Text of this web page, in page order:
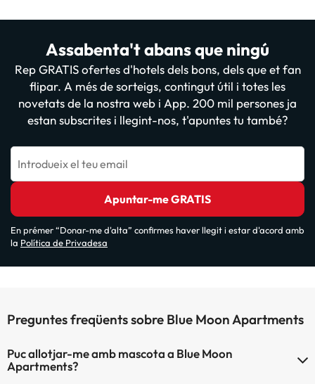
Assabenta't abans que ningú
Rep GRATIS ofertes d'hotels dels bons, dels que et fan
flipar. A més de sorteigs, contingut útil i totes les
novetats de la nostra web i App. 200 mil persones ja
estan subscrites i llegint-nos, t'apuntes tu també?
Introdueix el teu email
Apuntar-me GRATIS
En prémer “Donar-me d'alta” confirmes haver llegit i estar d'acord amb
la Política de Privadesa
Preguntes freqüents sobre Blue Moon Apartments
Puc allotjar-me amb mascota a Blue Moon
Apartments?